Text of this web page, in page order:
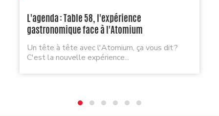
L'agenda : Table 58, l'expérience
gastronomique face à l'Atomium
Un tête à tête avec l'Atomium, ça vous dit ?
C'est la nouvelle expérience...